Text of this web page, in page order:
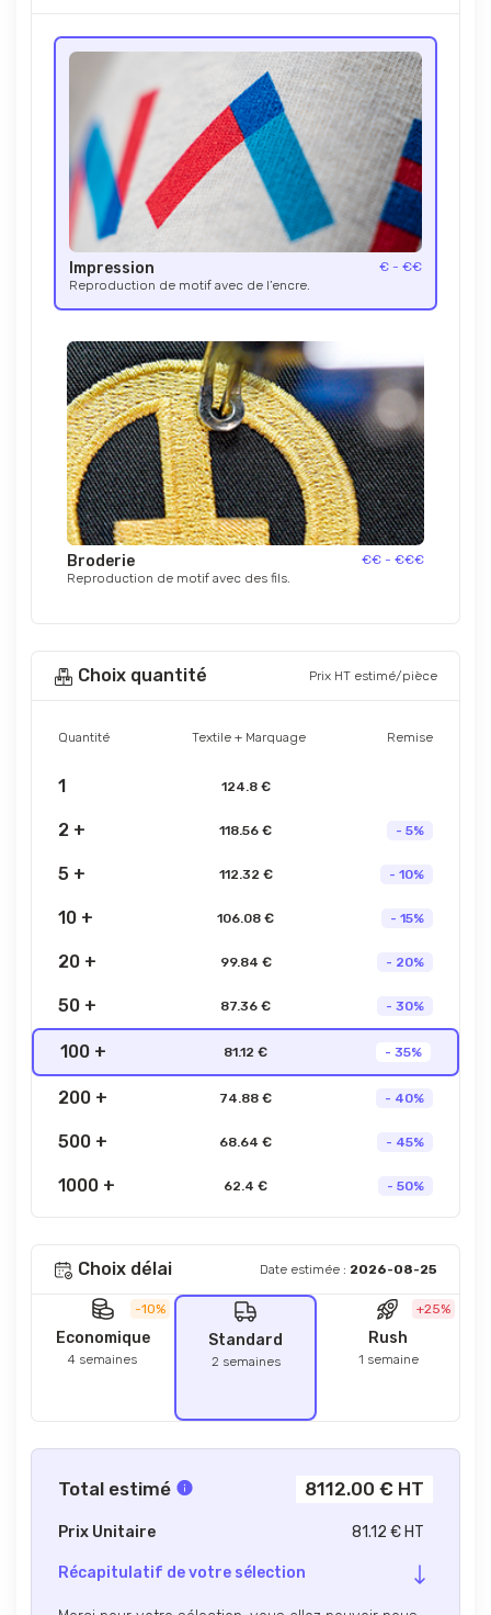
Impression
€ - €€
Reproduction de motif avec de l’encre.
Broderie
€€ - €€€
Reproduction de motif avec des fils.
Choix quantité Prix HT estimé/pièce
Quantité Textile + Marquage Remise
1 124.8 €
2 + 118.56 € - 5%
5 + 112.32 € - 10%
10 + 106.08 € - 15%
20 + 99.84 € - 20%
50 + 87.36 € - 30%
100 + 81.12 € - 35%
200 + 74.88 € - 40%
500 + 68.64 € - 45%
1000 + 62.4 € - 50%
Choix délai Date estimée : 2026-08-25
-10%
Economique
4 semaines
Standard
2 semaines
+25%
Rush
1 semaine
Total estimé 8112.00 € HT
Prix Unitaire 81.12 € HT
Récapitulatif de votre sélection